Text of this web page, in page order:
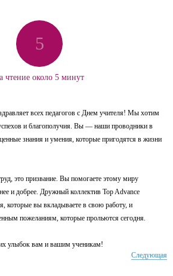
5
чтение около 5 минут
всех педагогов с Днем учителя! Мы хотим
и благополучия. Вы — наши проводники в
знания и умения, которые пригодятся в жизни
это призвание. Вы помогаете этому миру
и добрее. Дружный коллектив Top Advance
которые вы вкладываете в свою работу, и
пожеланиям, которые прольются сегодня.
улыбок вам и вашим ученикам!
Следующая